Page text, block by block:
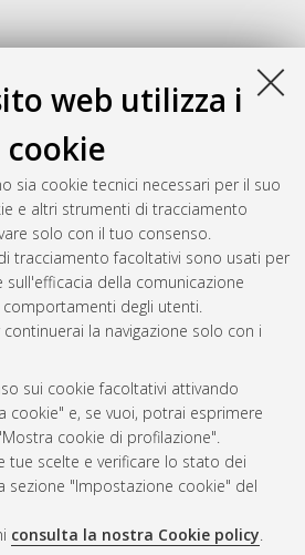
web utilizza i
cookie
sia cookie tecnici necessari per il suo
e altri strumenti di tracciamento
solo con il tuo consenso.
tracciamento facoltativi sono usati per
sull'efficacia della comunicazione
degli utenti.
la navigazione solo con i
sui cookie facoltativi attivando
cookie" e, se vuoi, potrai esprimere
cookie di profilazione".
tue scelte e verificare lo stato dei
sezione "Impostazione cookie" del
consulta la nostra Cookie policy.
del documento: